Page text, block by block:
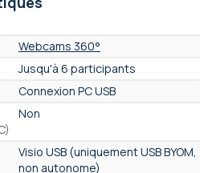
Webcams 360°
Jusqu'à 6 participants
Connexion PC USB
Non
Visio USB (uniquement USB BYOM,
non autonome)